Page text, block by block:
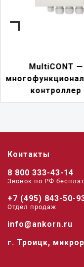
NIVELCONT
Контакты
8 800 333-43-14
Звонок по РФ
+7 (495) 843-50-
Отдел продаж
info@ankorn.ru
г. Троицк,